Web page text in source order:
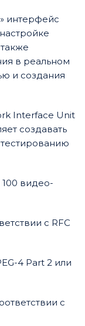
интерфейс
в реальном
и создания
Interface Unit
создавать
видео-
с RFC
4 Part 2 или
с